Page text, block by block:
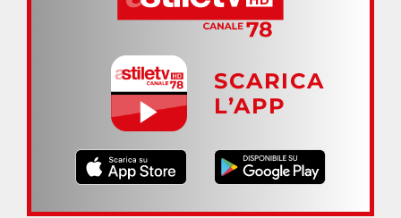
SCARICA
L’APP